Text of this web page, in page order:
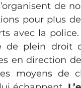
de
pour plus
avec la police.
de plein droit
en direction
moyens de